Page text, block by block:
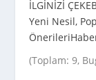
İLGİNİZİ
Yeni Nesil,
Önerileri
(Toplam: 9,